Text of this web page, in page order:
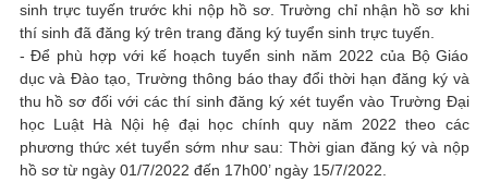
sinh trực tuyến trước khi nộp hồ sơ. Trường chỉ nhận hồ sơ khi
thí sinh đã đăng ký trên trang đăng ký tuyển sinh trực tuyến.
- Để phù hợp với kế hoạch tuyển sinh năm 2022 của Bộ Giáo
dục và Đào tạo, Trường thông báo thay đổi thời hạn đăng ký và
thu hồ sơ đối với các thí sinh đăng ký xét tuyển vào Trường Đại
học Luật Hà Nội hệ đại học chính quy năm 2022 theo các
phương thức xét tuyển sớm như sau: Thời gian đăng ký và nộp
hồ sơ từ ngày 01/7/2022 đến 17h00’ ngày 15/7/2022.